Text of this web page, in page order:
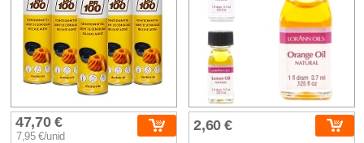
47,70 €
7,95 €/unid
2,60 €